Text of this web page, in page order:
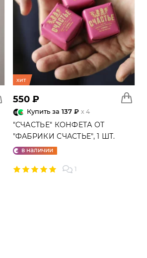
хит
550 ₽
Купить за 137 ₽ x 4
"СЧАСТЬЕ" КОНФЕТА ОТ
"ФАБРИКИ СЧАСТЬЕ", 1 ШТ.
в наличии
1